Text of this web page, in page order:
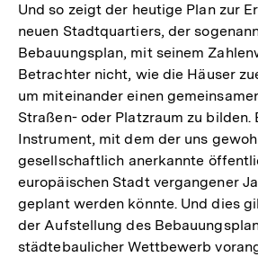
Und so zeigt der heutige Plan zur
neuen Stadtquartiers, der
Bebauungsplan, mit seinem
Betrachter nicht, wie die Häuser
um miteinander einen
Straßen- oder Platzraum zu bilden.
Instrument, mit dem der uns
gesellschaftlich anerkannte
europäischen Stadt vergangener
geplant werden könnte. Und dies
der Aufstellung des
städtebaulicher Wettbewerb